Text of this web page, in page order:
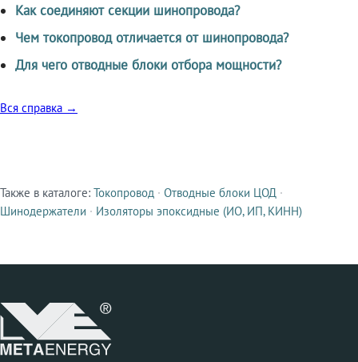
Как соединяют секции шинопровода?
Чем токопровод отличается от шинопровода?
Для чего отводные блоки отбора мощности?
Вся справка →
Смежные продукты
Также в каталоге: Токопровод · Отводные блоки ЦОД ·
Шинодержатели · Изоляторы эпоксидные (ИО, ИП, КИНН)